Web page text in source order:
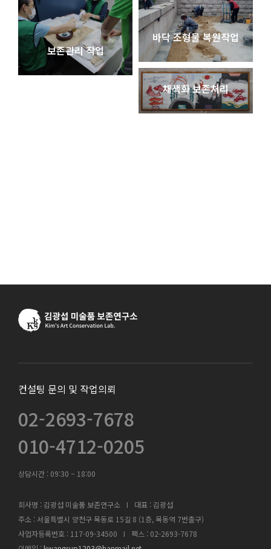
바닥 조형물 복원작업
보존관리 작업
채색화 보존처리
컨설팅 문의 및 작업의뢰
02-2693-7678
010-4712-0205
상담시간 : 09:30 ~ 18:00
회사명 : 김광섭 미술품 보존연구소 I
대표 : 김광섭
주소 : 서울특별시 양천구 목동로 15길 8 (1층, 목동역 7번출구)
사업자등록번호 : 117-09-34500
I
팩스 : 02-2693-7678